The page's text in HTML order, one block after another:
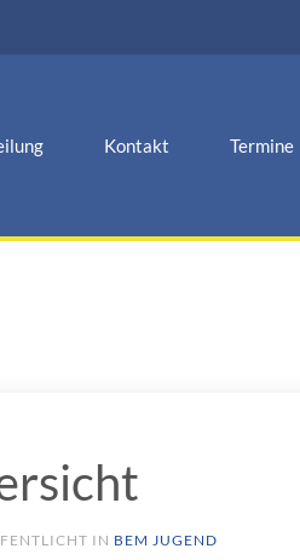
Kontakt Termine
IN BEM JUGEND